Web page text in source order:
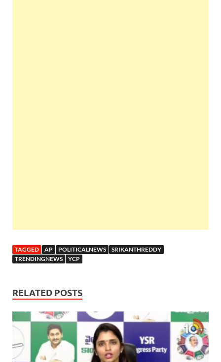
TAGGED AP POLITICALNEWS
SRIKANTHREDDY
TRENDINGNEWS
YCP
RELATED POSTS